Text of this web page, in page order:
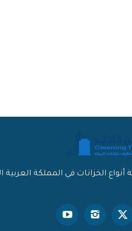
الخزانات في المملكة